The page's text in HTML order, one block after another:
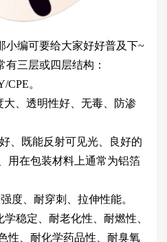
小编可要给大家好好普及下~
有三层或四层结构：
。
大、透明性好、无毒、防渗
、既能反射可见光、良好的
用在包装材料上通常为铝箔
度、耐穿刺、拉伸性能。
稳定、耐老化性、耐燃性、
性、耐化学药品性、耐臭氧